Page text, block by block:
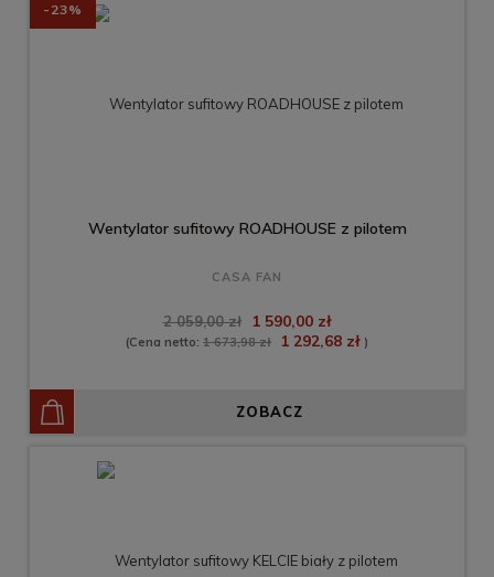
Wentylator sufitowy ROADHOUSE z pilotem
CASA FAN
2 059,00 zł 1 590,00 zł
(Cena netto: 1 673,98 zł 1 292,68 zł )
ZOBACZ
-23%